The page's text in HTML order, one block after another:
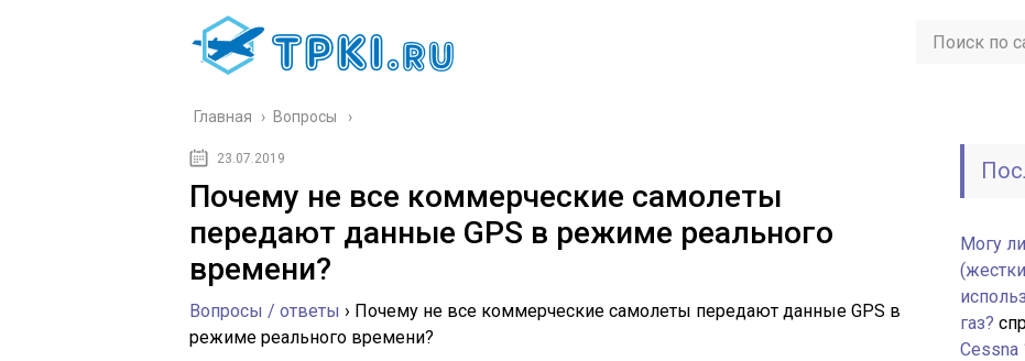
Главная › Вопросы
23.07.2019
Почему не все коммерческие самолеты
передают данные GPS в режиме реального
времени?
Вопросы / ответы › Почему не все коммерческие самолеты передают данные GPS в
режиме реального времени?
Могу
газ?